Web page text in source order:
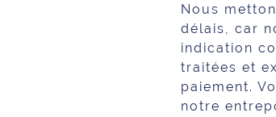
Nous
délais, car
indication
traitées et
paiement.
notre